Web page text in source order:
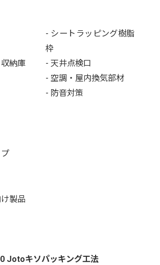
- シートラッピング樹脂
枠
納庫
- 天井点検口
- 空調・屋内換気部材
- 防音対策
製品
Jotoキソパッキング工法